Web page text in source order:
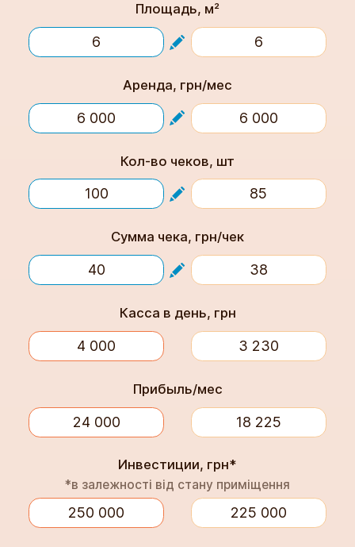
Площадь, м²
Аренда, грн/мес
Кол-во чеков, шт
Сумма чека, грн/чек
Касса в день, грн
Прибыль/мес
Инвестиции, грн*
*в залежності від стану приміщення